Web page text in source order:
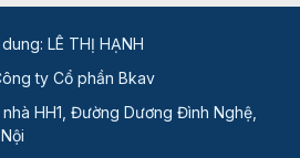
LÊ THỊ HẠNH
ty Cổ phần Bkav
HH1, Đường Dương Đình Nghệ,